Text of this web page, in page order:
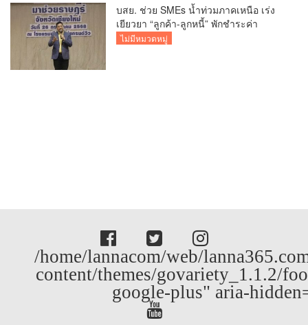
บสย. ช่วย SMEs น้ำท่วมภาคเหนือ เร่ง
เยียวยา “ลูกค้า-ลูกหนี้” พักชำระค่า
ธรรมเนียม-ค่างวด
ไม่มีหมวดหมู่
/home/lannacom/web/
content/themes/govariety_1.1.2/
google-plus" aria-